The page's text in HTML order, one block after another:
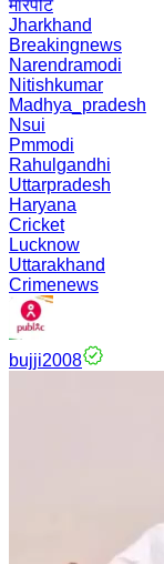
मारपीट
Jharkhand
Breakingnews
Narendramodi
Nitishkumar
Madhya_pradesh
Nsui
Pmmodi
Rahulgandhi
Uttarpradesh
Haryana
Cricket
Lucknow
Uttarakhand
Crimenews
bujji2008